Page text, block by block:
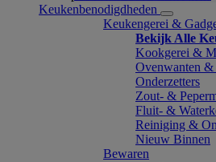
Keukenbenodigdheden
Keukengerei &
Bekijk Alle
Kookgerei &
Ovenwanten &
Onderzetters
Zout- &
Fluit- &
Reiniging &
Nieuw Binnen
Bewaren